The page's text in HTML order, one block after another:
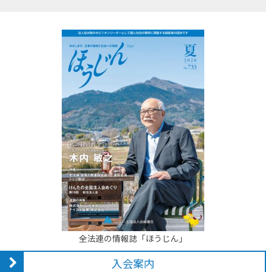
全法連の情報誌「ほうじん」
入会案内